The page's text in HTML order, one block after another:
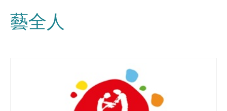
藝全人